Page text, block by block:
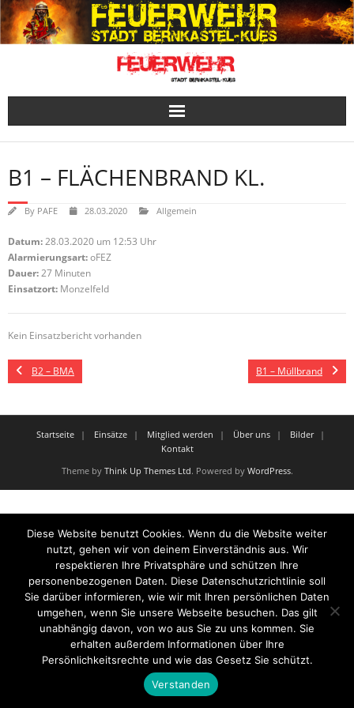
Skip
to
content
B1 – FLÄCHENBRAND KL.
By PAFE 28.03.2020 Allgemein
Datum:28.03.2020 um 12:53 Uhr
Alarmierungsart:oFEZ
Dauer:27 Minuten
Einsatzort: Monzelfeld
Kein Einsatzbericht vorhanden
B2 – BMA B1 – Müllbrand
Startseite Einsätze Mitglied werden Über uns
Bilder
Kontakt
Theme by Think Up Themes Ltd. Powered by WordPress.
Diese Website benutzt Cookies. Wenn du die Website weiter
nutzt, gehen wir von deinem Einverständnis aus. Wir
respektieren Ihre Privatsphäre und schützen Ihre
personenbezogenen Daten. Diese Datenschutzrichtlinie soll
Sie darüber informieren, wie wir mit Ihren persönlichen Daten
umgehen, wenn Sie unsere Webseite besuchen. Das gilt
unabhängig davon, von wo aus Sie zu uns kommen. Sie
erhalten außerdem Informationen über Ihre
Persönlichkeitsrechte und wie das Gesetz Sie schützt.
Verstanden